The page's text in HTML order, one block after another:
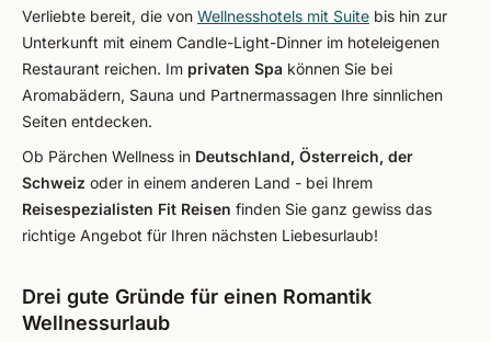
Verliebte bereit, die von Wellnesshotels mit Suite bis hin zur
Unterkunft mit einem Candle-Light-Dinner im hoteleigenen
Restaurant reichen. Im privaten Spa können Sie bei
Aromabädern, Sauna und Partnermassagen Ihre sinnlichen
Seiten entdecken.
Ob Pärchen Wellness in Deutschland, Österreich, der
Schweiz oder in einem anderen Land - bei Ihrem
Reisespezialisten Fit Reisen finden Sie ganz gewiss das
richtige Angebot für Ihren nächsten Liebesurlaub!
Drei gute Gründe für einen Romantik
Wellnessurlaub